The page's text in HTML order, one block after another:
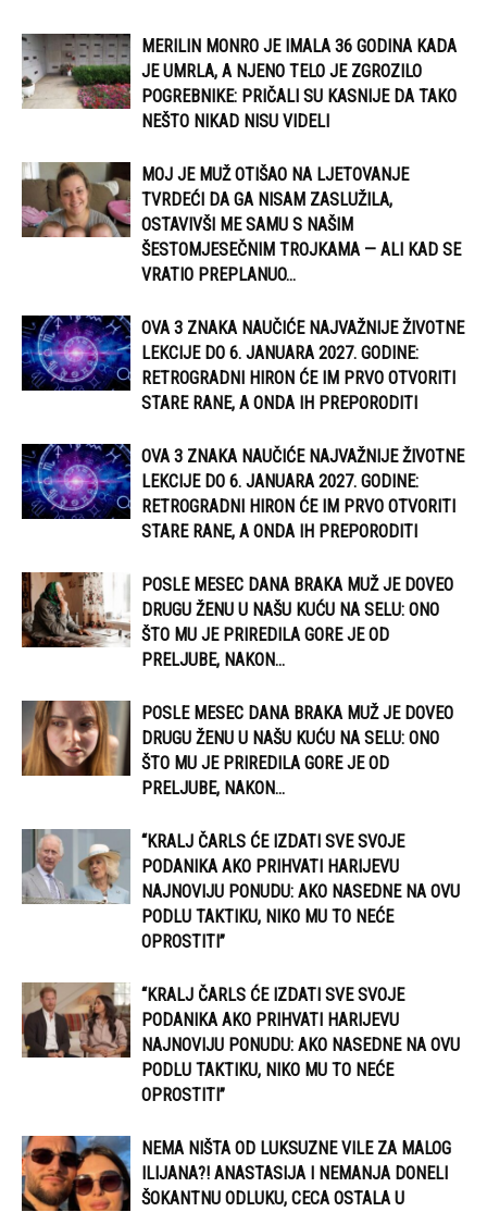
MERILIN MONRO JE IMALA 36 GODINA KADA
JE UMRLA, A NJENO TELO JE ZGROZILO
POGREBNIKE: PRIČALI SU KASNIJE DA TAKO
NEŠTO NIKAD NISU VIDELI
MOJ JE MUŽ OTIŠAO NA LJETOVANJE
TVRDEĆI DA GA NISAM ZASLUŽILA,
OSTAVIVŠI ME SAMU S NAŠIM
ŠESTOMJESEČNIM TROJKAMA — ALI KAD SE
VRATIO PREPLANUO...
OVA 3 ZNAKA NAUČIĆE NAJVAŽNIJE ŽIVOTNE
LEKCIJE DO 6. JANUARA 2027. GODINE:
RETROGRADNI HIRON ĆE IM PRVO OTVORITI
STARE RANE, A ONDA IH PREPORODITI
OVA 3 ZNAKA NAUČIĆE NAJVAŽNIJE ŽIVOTNE
LEKCIJE DO 6. JANUARA 2027. GODINE:
RETROGRADNI HIRON ĆE IM PRVO OTVORITI
STARE RANE, A ONDA IH PREPORODITI
POSLE MESEC DANA BRAKA MUŽ JE DOVEO
DRUGU ŽENU U NAŠU KUĆU NA SELU: ONO
ŠTO MU JE PRIREDILA GORE JE OD
PRELJUBE, NAKON...
POSLE MESEC DANA BRAKA MUŽ JE DOVEO
DRUGU ŽENU U NAŠU KUĆU NA SELU: ONO
ŠTO MU JE PRIREDILA GORE JE OD
PRELJUBE, NAKON...
“KRALJ ČARLS ĆE IZDATI SVE SVOJE
PODANIKA AKO PRIHVATI HARIJEVU
NAJNOVIJU PONUDU: AKO NASEDNE NA OVU
PODLU TAKTIKU, NIKO MU TO NEĆE
OPROSTITI”
“KRALJ ČARLS ĆE IZDATI SVE SVOJE
PODANIKA AKO PRIHVATI HARIJEVU
NAJNOVIJU PONUDU: AKO NASEDNE NA OVU
PODLU TAKTIKU, NIKO MU TO NEĆE
OPROSTITI”
NEMA NIŠTA OD LUKSUZNE VILE ZA MALOG
ILIJANA?! ANASTASIJA I NEMANJA DONELI
ŠOKANTNU ODLUKU, CECA OSTALA U